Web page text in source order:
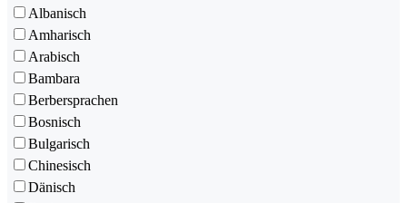
Albanisch
Amharisch
Arabisch
Bambara
Berbersprachen
Bosnisch
Bulgarisch
Chinesisch
Dänisch